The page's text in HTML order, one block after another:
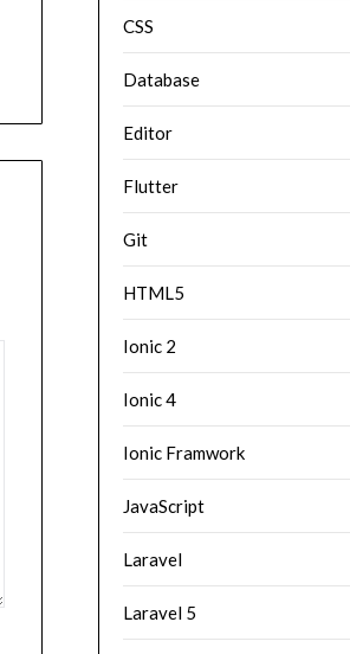
CSS
Database
Editor
Flutter
Git
HTML5
Ionic 2
Ionic 4
Ionic Framwork
JavaScript
Laravel
Laravel 5